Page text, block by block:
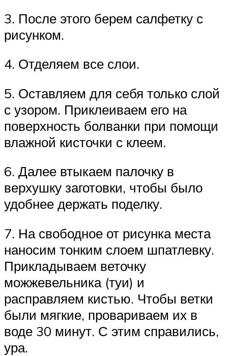
3. После этого берем салфетку с
рисунком.
4. Отделяем все слои.
5. Оставляем для себя только слой
с узором. Приклеиваем его на
поверхность болванки при помощи
влажной кисточки с клеем.
6. Далее втыкаем палочку в
верхушку заготовки, чтобы было
удобнее держать поделку.
7. На свободное от рисунка места
наносим тонким слоем шпатлевку.
Прикладываем веточку
можжевельника (туи) и
расправляем кистью. Чтобы ветки
были мягкие, провариваем их в
воде 30 минут. С этим справились,
ура.